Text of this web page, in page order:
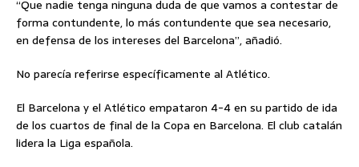
“Que nadie tenga ninguna duda de que vamos a contestar de
forma contundente, lo más contundente que sea necesario,
en defensa de los intereses del Barcelona”, añadió.
No parecía referirse específicamente al Atlético.
El Barcelona y el Atlético empataron 4-4 en su partido de ida
de los cuartos de final de la Copa en Barcelona. El club catalán
lidera la Liga española.